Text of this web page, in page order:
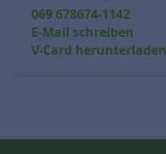
069 678674-1142
E-Mail schreiben
V-Card herunterladen